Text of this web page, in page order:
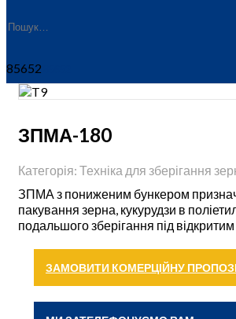
85652
ЗПМА-180
Категорія: Техніка для зберігання
ЗПМА з пониженим бункером
пакування зерна, кукурудзи в
подальшого зберігання під
ЗАМОВИТИ КОМЕРЦІЙНУ